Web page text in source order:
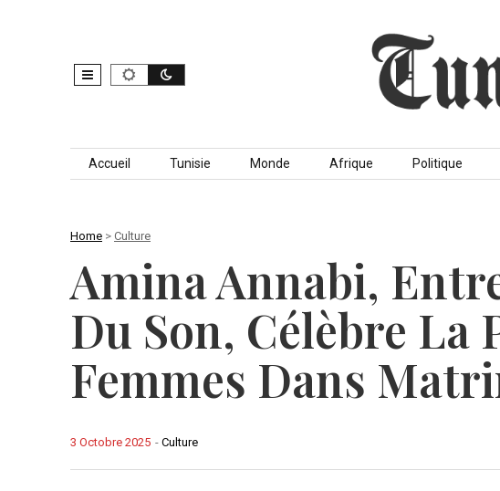
Skip to content
Accueil Tunisie Monde Afrique Politique
Home > Culture
Amina Annabi,
Du Son, Célèbre La
Femmes Dans
- Culture
3 Octobre 2025